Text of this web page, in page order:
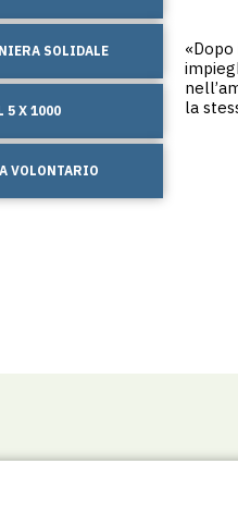
SOLIDALE
5 X 1000
VOLONTARIO
la